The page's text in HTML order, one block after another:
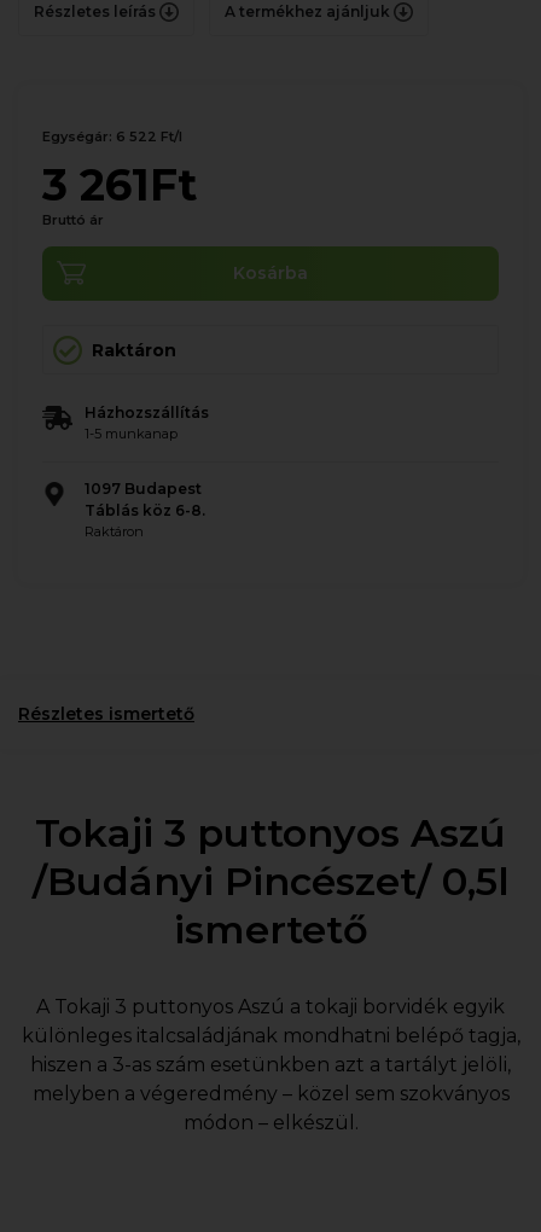
Részletes leírás A termékhez ajánljuk
Egységár: 6 522 Ft/l
3 261Ft
Bruttó ár
Kosárba
Raktáron
Házhozszállítás
1-5 munkanap
1097 Budapest
Táblás köz 6-8.
Raktáron
Részletes ismertető
Tokaji 3 puttonyos Aszú
/Budányi Pincészet/ 0,5l
ismertető
A Tokaji 3 puttonyos Aszú a tokaji borvidék egyik
különleges italcsaládjának mondhatni belépő tagja,
hiszen a 3-as szám esetünkben azt a tartályt jelöli,
melyben a végeredmény – közel sem szokványos
módon – elkészül.